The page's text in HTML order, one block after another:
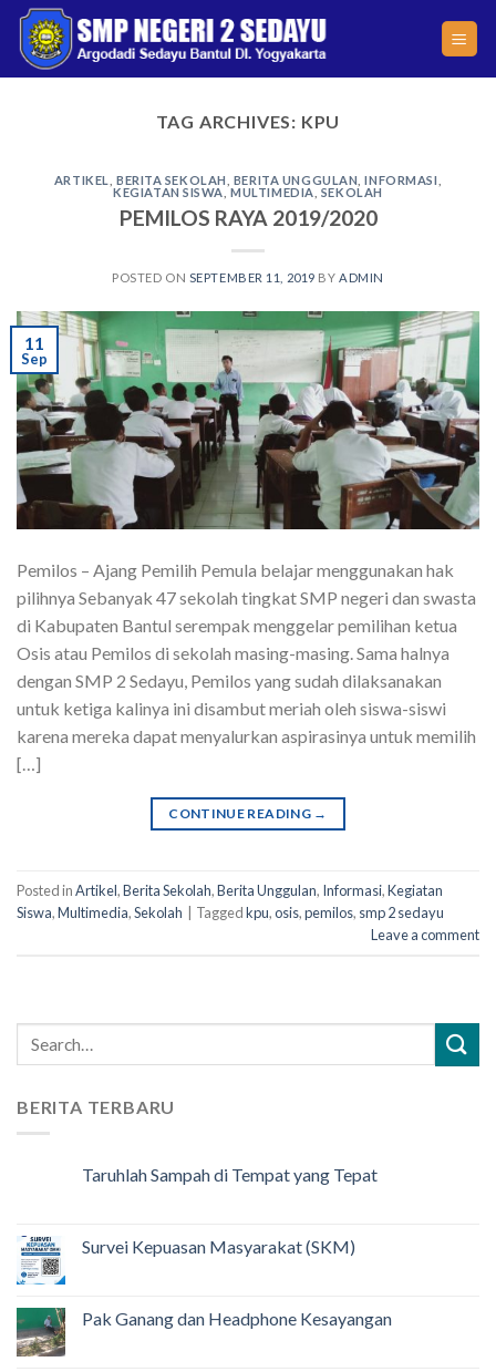
Skip
content
TAG ARCHIVES: KPU
ARTIKEL BERITA SEKOLAH BERITA UNGGULAN ,INFORMASI
KEGIATAN SISWA ,MULTIMEDIA SEKOLAH
PEMILOS RAYA 2019/2020
POSTED ON SEPTEMBER 11, 2019 BY ADMIN
11
Sep
Pemilos – Ajang Pemilih Pemula belajar menggunakan hak
pilihnya Sebanyak 47 sekolah tingkat SMP negeri dan swasta
di Kabupaten Bantul serempak menggelar pemilihan ketua
Osis atau Pemilos di sekolah masing-masing. Sama halnya
dengan SMP 2 Sedayu, Pemilos yang sudah dilaksanakan
untuk ketiga kalinya ini disambut meriah oleh siswa-siswi
karena mereka dapat menyalurkan aspirasinya untuk memilih
[…]
CONTINUE READING →
Posted inArtikel,Berita Sekolah,Berita Unggulan, Informasi,Kegiatan
Siswa,Multimedia,Sekolah Taggedkpu,osis,pemilos, smp 2 sedayu
Leave a comment
BERITA TERBARU
Taruhlah Sampah di Tempat yang Tepat
Survei Kepuasan Masyarakat (SKM)
Pak Ganang dan Headphone Kesayangan